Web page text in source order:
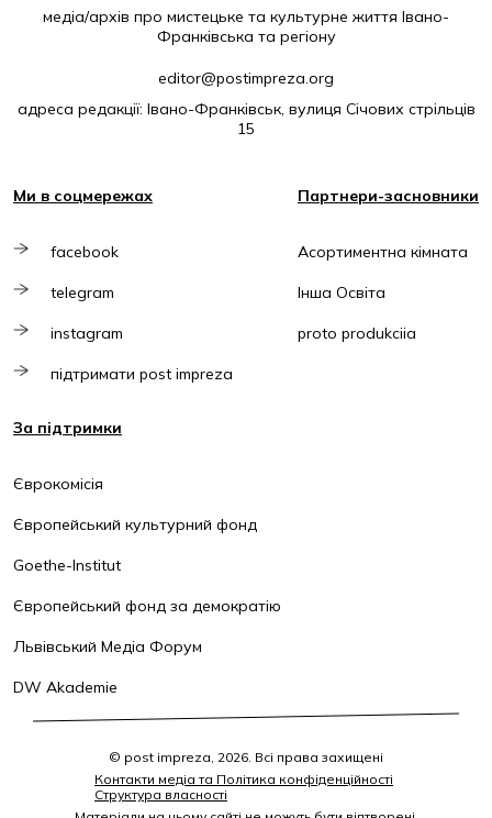
медіа/архів про мистецьке та культурне життя Івано-
Франківська та регіону
editor@postimpreza.org
адреса редакції: Івано-Франківськ, вулиця Січових стрільців
15
Ми в соцмережах
facebook
telegram
instagram
підтримати post impreza
Партнери-засновники
Асортиментна кімната
Інша Освіта
proto produkciia
За підтримки
Єврокомісія
Європейський культурний фонд
Goethe-Institut
Європейський фонд за демократію
Львівський Медіа Форум
DW Akademie
© post impreza, 2026. Всі права захищені
Контакти медіа та Політика конфіденційності
Структура власності